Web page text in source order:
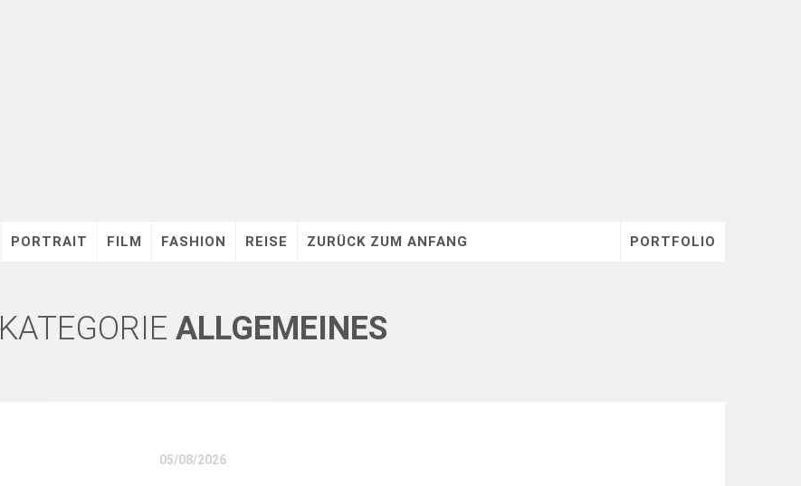
PORTRAIT FILM FASHION REISE ZURÜCK ZUM ANFANG PORTFOLIO
KATEGORIE ALLGEMEINES
05/08/2026